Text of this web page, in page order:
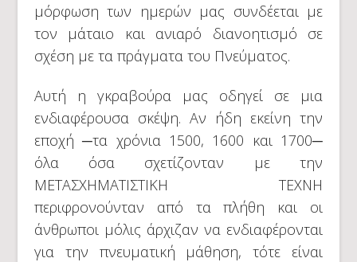
μόρφωση των ημερών μας συνδέεται με
τον μάταιο και ανιαρό διανοητισμό σε
σχέση με τα πράγματα του Πνεύματος.
Αυτή η γκραβούρα μας οδηγεί σε μια
ενδιαφέρουσα σκέψη. Αν ήδη εκείνη την
εποχή ─τα χρόνια 1500, 1600 και 1700─
όλα όσα σχετίζονταν με την
ΜΕΤΑΣΧΗΜΑΤΙΣΤΙΚΗ ΤΕΧΝΗ
περιφρονούνταν από τα πλήθη και οι
άνθρωποι μόλις άρχιζαν να ενδιαφέρονται
για την πνευματική μάθηση, τότε είναι